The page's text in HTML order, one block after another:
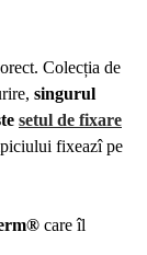
Colecția de
singurul
setul de fixare
fixeazî pe
care îl